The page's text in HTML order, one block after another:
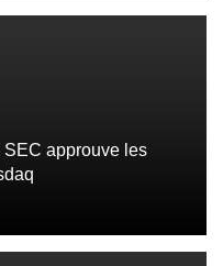
SEC approuve les